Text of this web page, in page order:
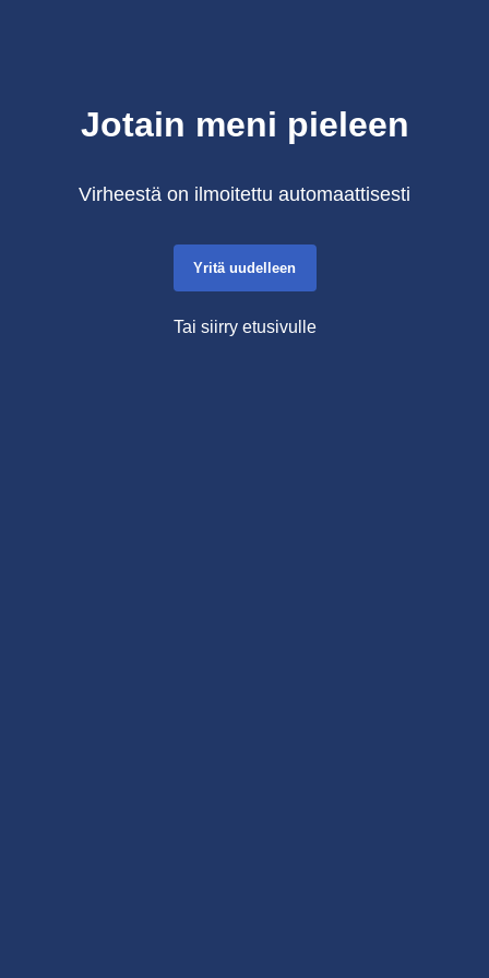
Jotain meni pieleen
Virheestä on ilmoitettu automaattisesti
Yritä uudelleen
Tai siirry etusivulle